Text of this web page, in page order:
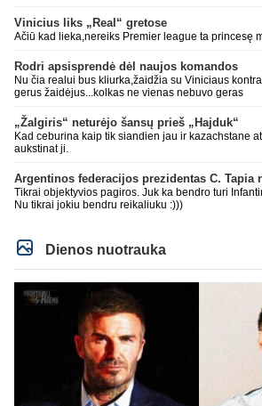
Vinicius liks „Real“ gretose
Ačiū kad lieka,nereiks Premier league ta princesę
Rodri apsisprendė dėl naujos komandos
Nu čia realui bus kliurka,žaidžia su Viniciaus
gerus žaidėjus...kolkas ne vienas nebuvo geras
„Žalgiris“ neturėjo šansų prieš „Hajduk“
Kad ceburina kaip tik siandien jau ir kazachstane
aukstinat ji.
Tikrai objektyvios pagiros. Juk ka bendro turi
Nu tikrai jokiu bendru reikaliuku :)))
Dienos nuotrauka